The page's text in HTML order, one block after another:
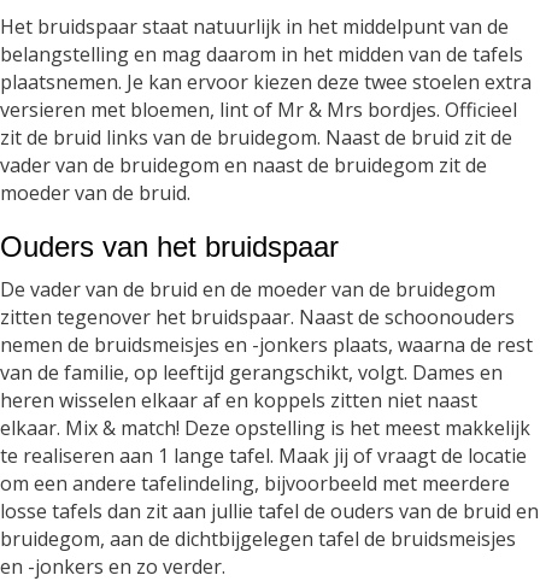
Het bruidspaar staat natuurlijk in het middelpunt van de
belangstelling en mag daarom in het midden van de tafels
plaatsnemen. Je kan ervoor kiezen deze twee stoelen extra
versieren met bloemen, lint of Mr & Mrs bordjes. Officieel
zit de bruid links van de bruidegom. Naast de bruid zit de
vader van de bruidegom en naast de bruidegom zit de
moeder van de bruid.
Ouders van het bruidspaar
De vader van de bruid en de moeder van de bruidegom
zitten tegenover het bruidspaar. Naast de schoonouders
nemen de bruidsmeisjes en -jonkers plaats, waarna de rest
van de familie, op leeftijd gerangschikt, volgt. Dames en
heren wisselen elkaar af en koppels zitten niet naast
elkaar. Mix & match! Deze opstelling is het meest makkelijk
te realiseren aan 1 lange tafel. Maak jij of vraagt de locatie
om een andere tafelindeling, bijvoorbeeld met meerdere
losse tafels dan zit aan jullie tafel de ouders van de bruid en
bruidegom, aan de dichtbijgelegen tafel de bruidsmeisjes
en -jonkers en zo verder.